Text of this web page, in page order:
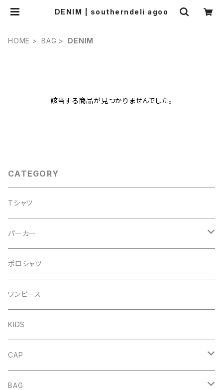
DENIM | southerndeli agoo
HOME BAG DENIM
該当する商品が見つかりませんでした。
CATEGORY
Tシャツ
パーカー
プルオーバー
DENIM
FRENCH
ジップアップ
DENIM
FRENCH
ポロシャツ
ワンピース
KIDS
CAP
HAT
BAG